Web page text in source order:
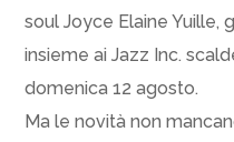
soul Joyce Elaine Yuille,
insieme ai Jazz Inc.
domenica 12 agosto.
Ma le novità non